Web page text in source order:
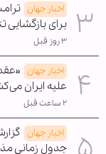
اخبار جهان
برای
۳ روز قبل
اخبار جهان
علیه ایران
۲ ساعت قبل
اخبار جهان
جدول زمانی